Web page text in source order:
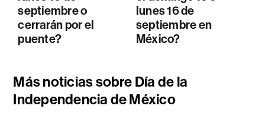
septiembre o
cerrarán por el
puente?
lunes 16 de
septiembre en
México?
Más noticias sobre Día de la
Independencia de México